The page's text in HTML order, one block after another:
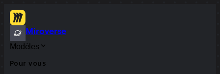
Miroverse
Modèles
Pour vous